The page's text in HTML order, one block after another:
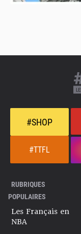
#SHOP
#TTFL
RUBRIQUES
POPULAIRES
Les Français en
NBA